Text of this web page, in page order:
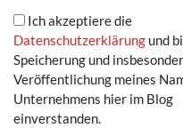
Ich akzeptiere die
Datenschutzerklärung und
Speicherung und
Veröffentlichung meines
Unternehmens hier im Blog
einverstanden.